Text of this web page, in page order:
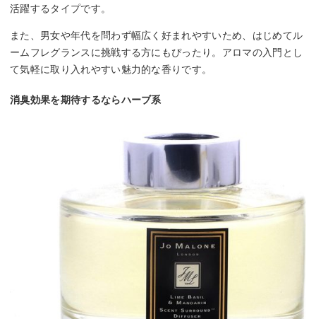
活躍するタイプです。
また、男女や年代を問わず幅広く好まれやすいため、はじめてル
ームフレグランスに挑戦する方にもぴったり。アロマの入門とし
て気軽に取り入れやすい魅力的な香りです。
消臭効果を期待するならハーブ系